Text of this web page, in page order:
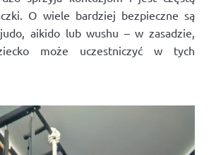
O wiele bardziej bezpieczne są
aikido lub wushu – w zasadzie,
może uczestniczyć w tych